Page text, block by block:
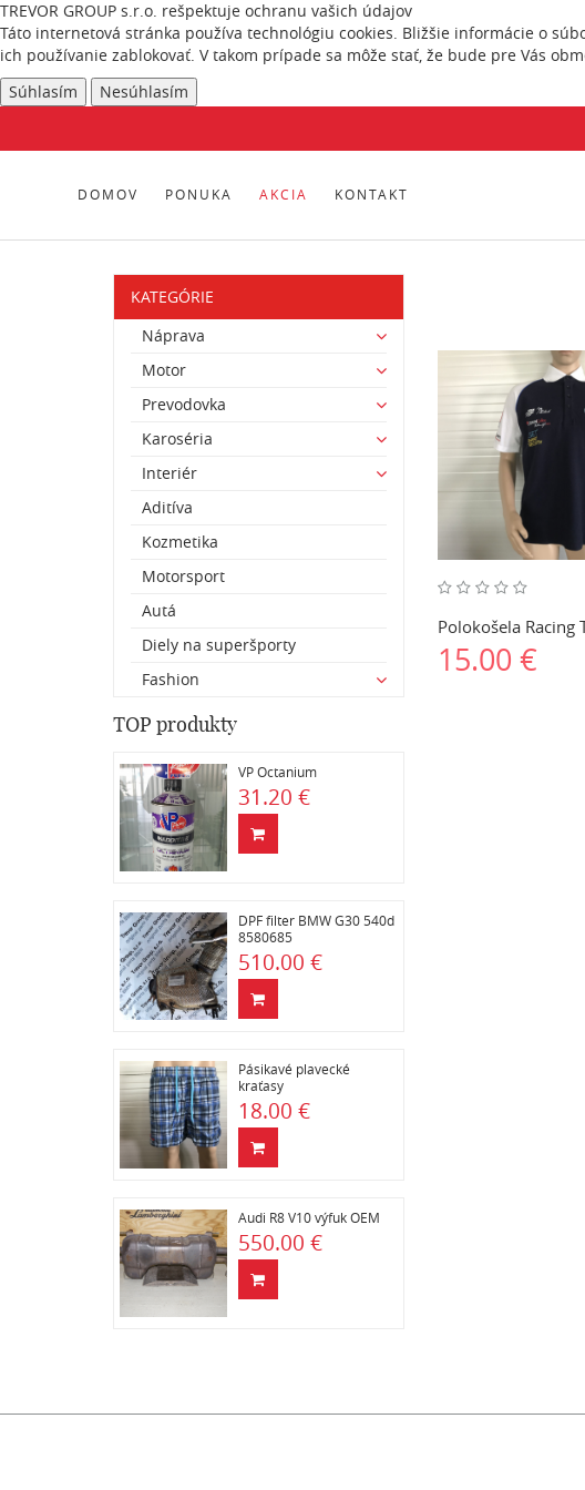
TREVOR GROUP s.r.o. rešpektuje ochranu vašich údajov
Táto internetová stránka používa technológiu cookies. Bližšie informácie o
ich používanie zablokovať. V takom prípade sa môže stať, že bude pre Vás
Súhlasím
Nesúhlasím
DOMOV PONUKA AKCIA KONTAKT
KATEGÓRIE
Náprava
Motor
Prevodovka
Karoséria
Interiér
Aditíva
Kozmetika
Motorsport
Autá
Diely na superšporty
Fashion
TOP produkty
VP Octanium
31.20 €
DPF filter BMW G30 540d
8580685
510.00 €
Pásikavé plavecké
kraťasy
18.00 €
Audi R8 V10 výfuk OEM
550.00 €
Polokošela Racing
15.00 €